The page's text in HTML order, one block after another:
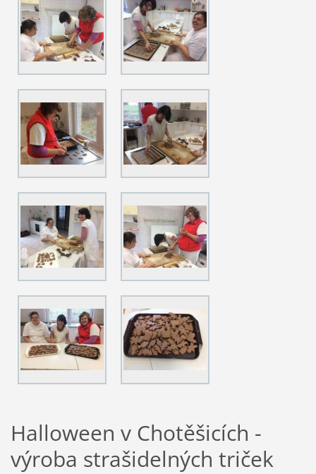
Halloween v Chotěšicích -
výroba strašidelných triček